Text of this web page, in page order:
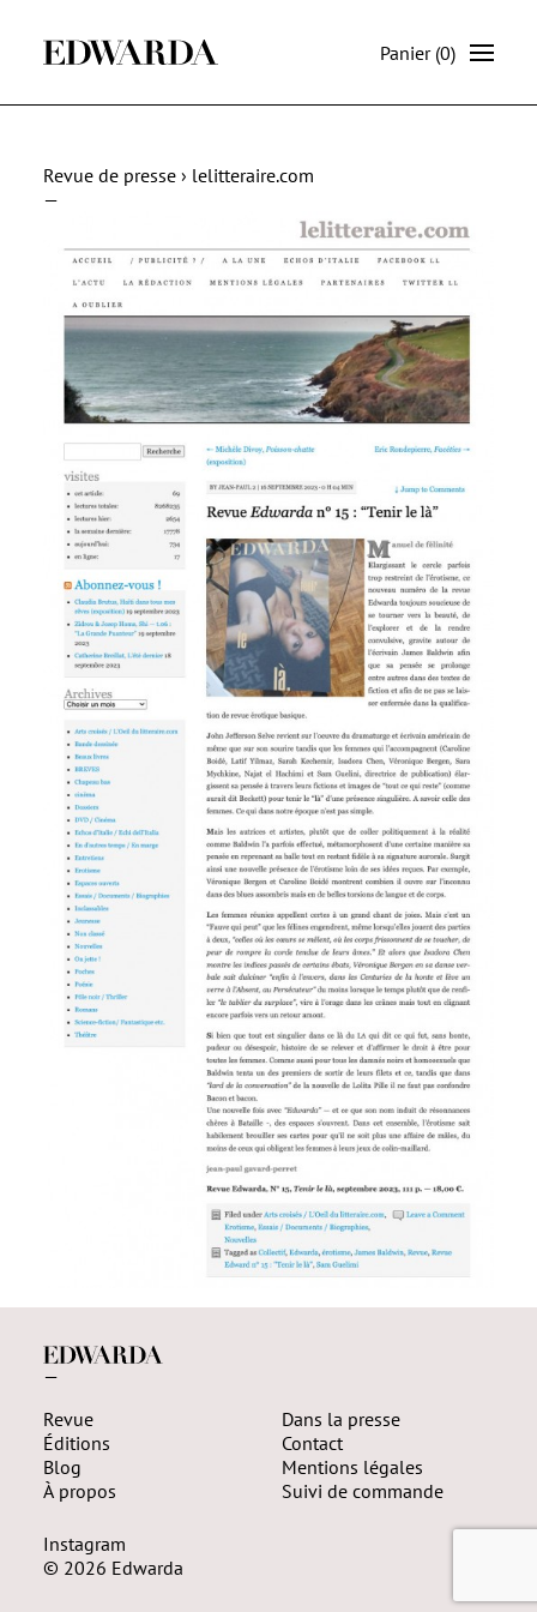
Panier (0)
Revue de presse › lelitteraire.com
—
—
Revue
Éditions
Blog
À propos
Dans la presse
Contact
Mentions légales
Suivi de commande
Instagram
© 2026 Edwarda